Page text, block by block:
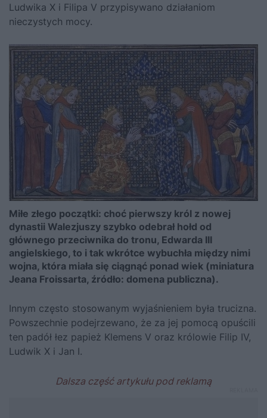
Ludwika X i Filipa V przypisywano działaniom
nieczystych mocy.
Miłe złego początki: choć pierwszy król z nowej
dynastii Walezjuszy szybko odebrał hołd od
głównego przeciwnika do tronu, Edwarda III
angielskiego, to i tak wkrótce wybuchła między nimi
wojna, która miała się ciągnąć ponad wiek (miniatura
Jeana Froissarta, źródło: domena publiczna).
Innym często stosowanym wyjaśnieniem była trucizna.
Powszechnie podejrzewano, że za jej pomocą opuścili
ten padół łez papież Klemens V oraz królowie Filip IV,
Ludwik X i Jan I.